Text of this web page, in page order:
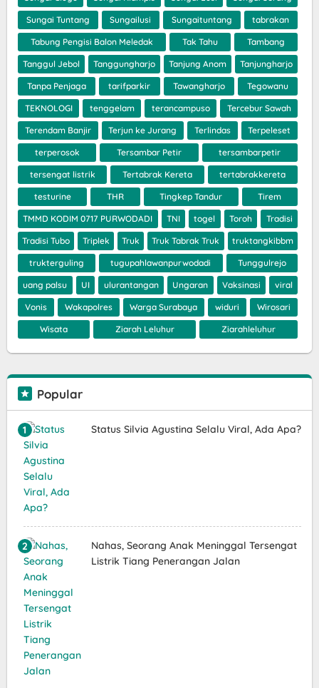
Sungai Tuntang Sungailusi Sungaituntang tabrakan
Tabung Pengisi Balon Meledak Tak Tahu Tambang
Tanggul Jebol Tanggungharjo Tanjung Anom Tanjungharjo
Tanpa Penjaga tarifparkir Tawangharjo Tegowanu
TEKNOLOGI tenggelam terancampuso Tercebur Sawah
Terendam Banjir Terjun ke Jurang Terlindas Terpeleset
terperosok Tersambar Petir tersambarpetir
tersengat listrik Tertabrak Kereta tertabrakkereta
testurine THR Tingkep Tandur Tirem
TMMD KODIM 0717 PURWODADI TNI togel Toroh Tradisi
Tradisi Tubo Triplek Truk Truk Tabrak Truk truktangkibbm
trukterguling tugupahlawanpurwodadi Tunggulrejo
uang palsu UI ulurantangan Ungaran Vaksinasi viral
Vonis Wakapolres Warga Surabaya widuri Wirosari
Wisata Ziarah Leluhur Ziarahleluhur
Popular
Status Silvia Agustina Selalu Viral, Ada Apa?
Nahas, Seorang Anak Meninggal Tersengat
Listrik Tiang Penerangan Jalan